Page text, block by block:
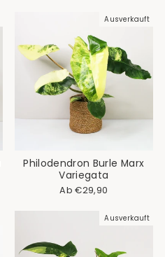
Ausverkauft
Philodendron Burle Marx
Variegata
Ab €29,90
Ausverkauft